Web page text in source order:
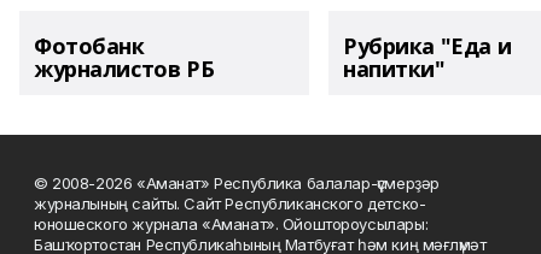
Фотобанк
журналистов РБ
Рубрика "Еда и
напитки"
© 2008-2026 «Аманат» Республика балалар-үҫмерҙәр
журналының сайты. Сайт Республиканского детско-
юношеского журнала «Аманат». Ойоштороусылары:
Башҡортостан Республикаһының Матбуғат һәм киң мәғлүмәт